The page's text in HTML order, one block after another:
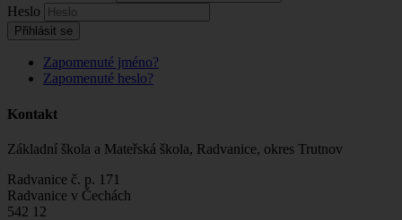
Heslo
Přihlásit se
Zapomenuté jméno?
Zapomenuté heslo?
Kontakt
Základní škola a Mateřská škola, Radvanice, okres Trutnov
Radvanice č. p. 171
Radvanice v Čechách
542 12